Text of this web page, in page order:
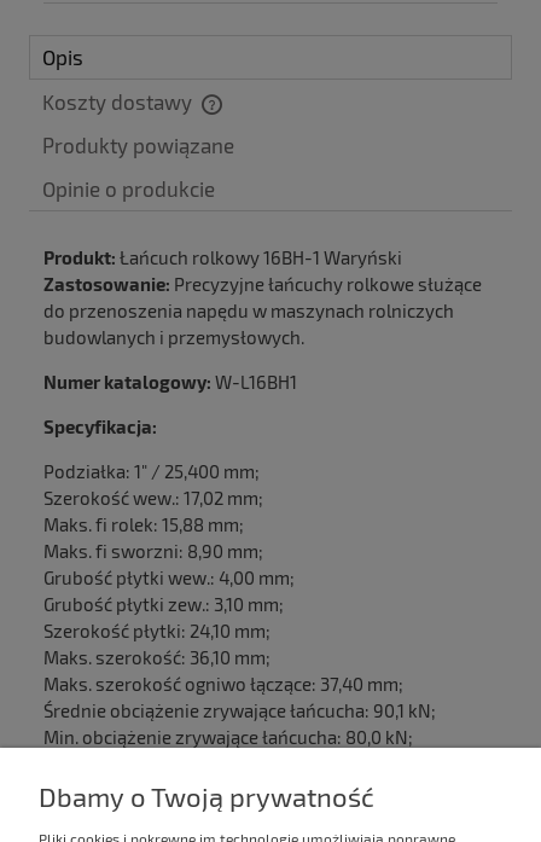
Opis
Koszty dostawy
Cena nie zawiera ewentualnych kosztów płatności
Produkty powiązane
Produkt: Łańcuch rolkowy 16BH-1 Waryński
Zastosowanie: Precyzyjne łańcuchy rolkowe służące
do przenoszenia napędu w maszynach rolniczych
budowlanych i przemysłowych.
Numer katalogowy: W-L16BH1
Specyfikacja:
Podziałka: 1" / 25,400 mm;
Szerokość wew.: 17,02 mm;
Maks. fi rolek: 15,88 mm;
Maks. fi sworzni: 8,90 mm;
Grubość płytki wew.: 4,00 mm;
Grubość płytki zew.: 3,10 mm;
Szerokość płytki: 24,10 mm;
Maks. szerokość: 36,10 mm;
Maks. szerokość ogniwo łączące: 37,40 mm;
Średnie obciążenie zrywające łańcucha: 90,1 kN;
Min. obciążenie zrywające łańcucha: 80,0 kN;
Dbamy o Twoją prywatność
Pliki cookies i pokrewne im technologie umożliwiają poprawne